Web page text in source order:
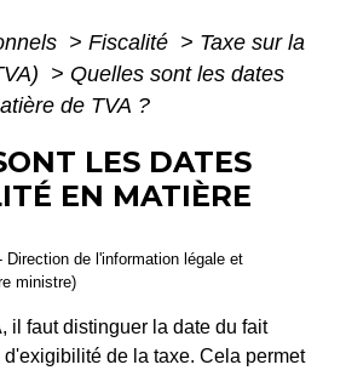
> Fiscalité > Taxe sur la
> Quelles sont les dates
de TVA ?
LES DATES
EN MATIÈRE
de l'information légale et
ministre)
il faut distinguer la date du fait
de la taxe. Cela permet